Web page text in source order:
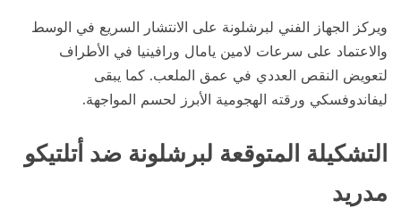
ويركز الجهاز الفني لبرشلونة على الانتشار السريع في الوسط
والاعتماد على سرعات لامين يامال ورافينيا في الأطراف
لتعويض النقص العددي في عمق الملعب. كما يبقى
ليفاندوفسكي ورقته الهجومية الأبرز لحسم المواجهة.
التشكيلة المتوقعة لبرشلونة ضد أتلتيكو
مدريد